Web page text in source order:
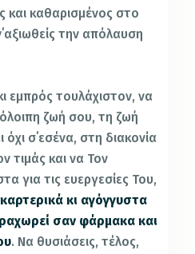
και καθαρισμένος στο
την απόλαυση
εμπρός τουλάχιστον, να
ζωή σου, τη ζωή
όχι σ΄εσένα, στη διακονία
τιμάς και να Τον
για τις ευεργεσίες Του,
κι αγόγγυστα
σαν φάρμακα και
. Να θυσιάσεις, τέλος,